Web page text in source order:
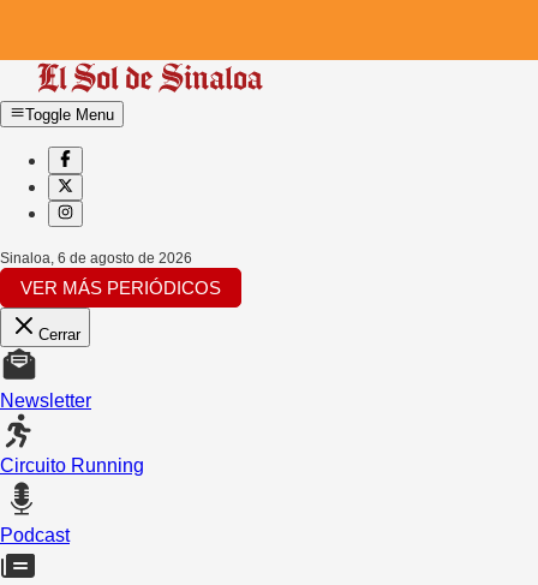
Toggle Menu
Sinaloa, 6 de agosto de 2026
VER MÁS PERIÓDICOS
Cerrar
Newsletter
Circuito Running
Podcast